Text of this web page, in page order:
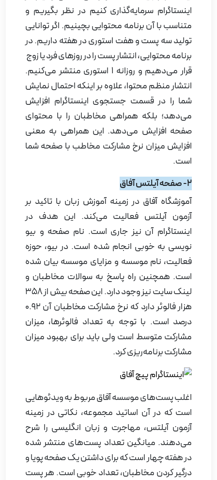
اینستاگرام سرمایه‌گذاری کنیم در نظر بگیریم و
متناسب با آن برنامه محتوایی بچینیم. اگر توانایی
تولید سه پست و هفت استوری در هفته داریم. در
برنامه محتوایی، انتشار پست را در روزهای فرد یا زوج
قرار می‌دهیم و روزانه 1 استوری منتشر می‌کنیم.
انتشار منظم محتوا، علاوه بر اینکه احتمال نمایش
شما را در قسمت جستجوی اینستاگرام افزایش
می‌دهد؛ بلکه همراهی مخاطبان را با محتوای
صفحه افزایش می‌دهد. این همراهی به معنی
افزایش میزان نرخ مشارکت مخاطب با صفحه شما
است.
2- صفحه آیلتس آفاق
آموزشگاه آفاق در زمینه آموزش زبان با تاکید بر
آزمون آیلتس فعالیت می‌کند. این هدف در
اینستاگرام آن نیز جاری است. نام صفحه و بیو
نویسی به خوبی انجام شده است. در بیو، حوزه
فعالیت، نام موسسه و مزایای موسسه بیان شده
است. همچنین راه پاسخ به سوالات مخاطبان و
لینک سایت نیز وجود دارد. این صفحه بیش از 358
هزار فالوئر دارد که نرخ مشارکت مخاطبان آن 0.92
درصد است. با توجه به تعداد فالوئرها، میزان
مشارکت متوسط است ولی باید برای بهبود میزان
مشارکت برنامه‌ریزی کرد.
اغلب پست‌های موسسه آفاق مربوط به ویدئوهایی
است که در آن اساتید مجموعه، نکاتی در زمینه
آزمون آیلتس، مهاجرت و زبان انگلیسی را شرح
می‌دهند. میانگین تعداد پست‌های منتشر شده
در هفته چهار است که برای داشتن یک صفحه پویا و
درگیر کردن مخاطبان، تعداد خوبی است. هر پست